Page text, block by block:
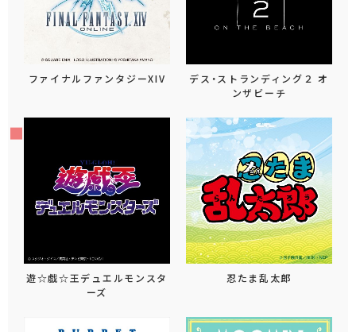
ファイナルファンタジーXIV
デス・ストランディング２ オ
ンザビーチ
遊☆戯☆王デュエルモンスタ
ーズ
忍たま乱太郎